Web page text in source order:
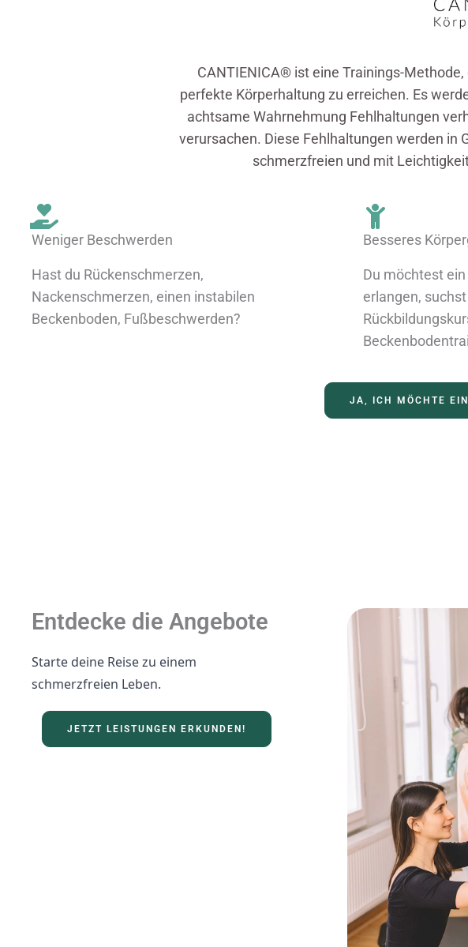
CANTIENICA® ist eine Trainings-
perfekte Körperhaltung zu erreichen. Es
achtsame Wahrnehmung Fehlhaltungen
verursachen. Diese Fehlhaltungen werden
schmerzfreien und mit
Weniger Beschwerden
Hast du Rückenschmerzen,
Nackenschmerzen, einen instabilen
Beckenboden, Fußbeschwerden?
Besseres
Du möchtest
erlangen,
JA, ICH MÖCHTE EIN
Entdecke die Angebote
Starte deine Reise zu einem
schmerzfreien Leben.
JETZT LEISTUNGEN ERKUNDEN!